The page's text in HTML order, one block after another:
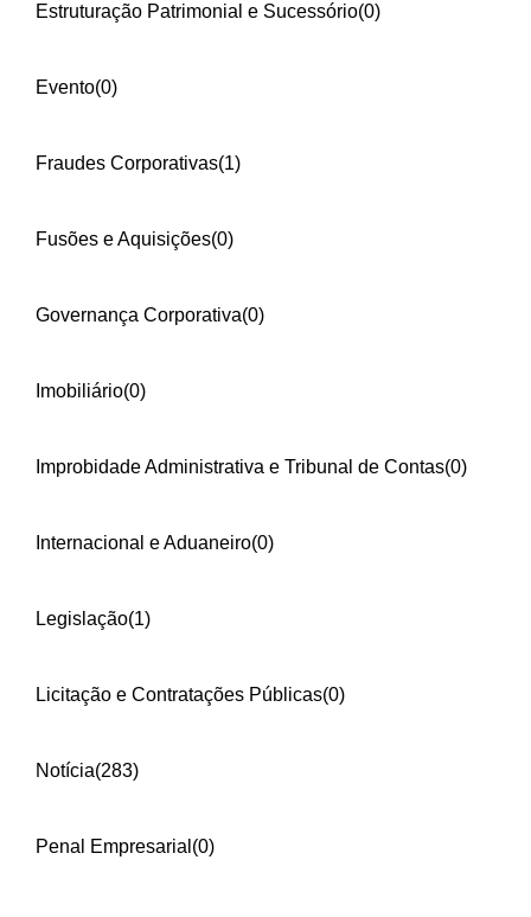
Estruturação Patrimonial e Sucessório(0)
Evento(0)
Fraudes Corporativas(1)
Fusões e Aquisições(0)
Governança Corporativa(0)
Imobiliário(0)
Improbidade Administrativa e Tribunal de Contas(0)
Internacional e Aduaneiro(0)
Legislação(1)
Licitação e Contratações Públicas(0)
Notícia(283)
Penal Empresarial (0)